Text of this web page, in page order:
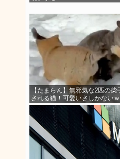
【たまらん】無邪気な2匹の
される猫！可愛いさしかない